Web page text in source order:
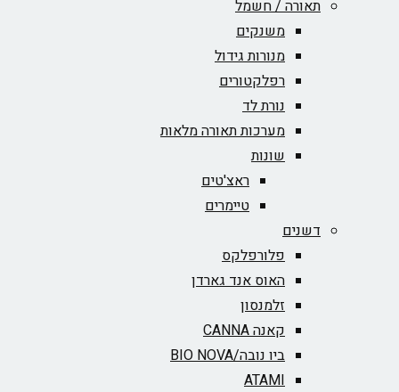
תאורה / חשמל
משנקים
מנורות גידול
רפלקטורים
נורת לד
מערכות תאורה מלאות
שונות
ראצ'טים
טיימרים
דשנים
פלורפלקס
האוס אנד גארדן
זלמנסון
קאנה CANNA
ביו נובה/BIO NOVA‏
ATAMI